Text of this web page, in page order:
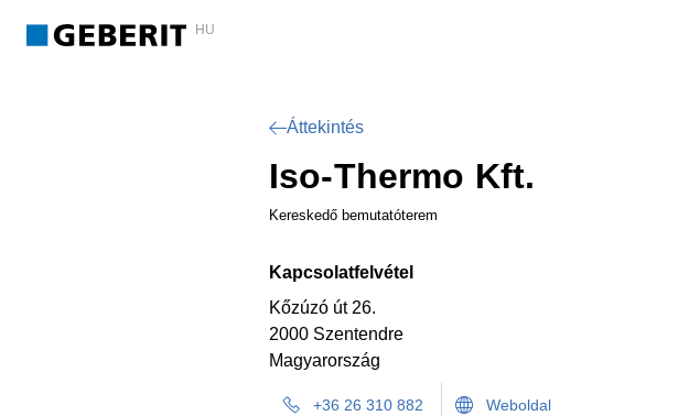
HU
Áttekintés
Iso-Thermo Kft.
Kereskedő bemutatóterem
Kapcsolatfelvétel
Kőzúzó út 26.
2000 Szentendre
Magyarország
+36 26 310 882 Weboldal